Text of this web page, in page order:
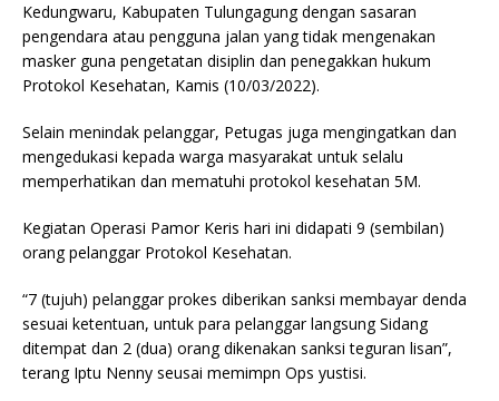
Kedungwaru, Kabupaten Tulungagung dengan sasaran
pengendara atau pengguna jalan yang tidak mengenakan
masker guna pengetatan disiplin dan penegakkan hukum
Protokol Kesehatan, Kamis (10/03/2022).
Selain menindak pelanggar, Petugas juga mengingatkan dan
mengedukasi kepada warga masyarakat untuk selalu
memperhatikan dan mematuhi protokol kesehatan 5M.
Kegiatan Operasi Pamor Keris hari ini didapati 9 (sembilan)
orang pelanggar Protokol Kesehatan.
“7 (tujuh) pelanggar prokes diberikan sanksi membayar denda
sesuai ketentuan, untuk para pelanggar langsung Sidang
ditempat dan 2 (dua) orang dikenakan sanksi teguran lisan”,
terang Iptu Nenny seusai memimpn Ops yustisi.